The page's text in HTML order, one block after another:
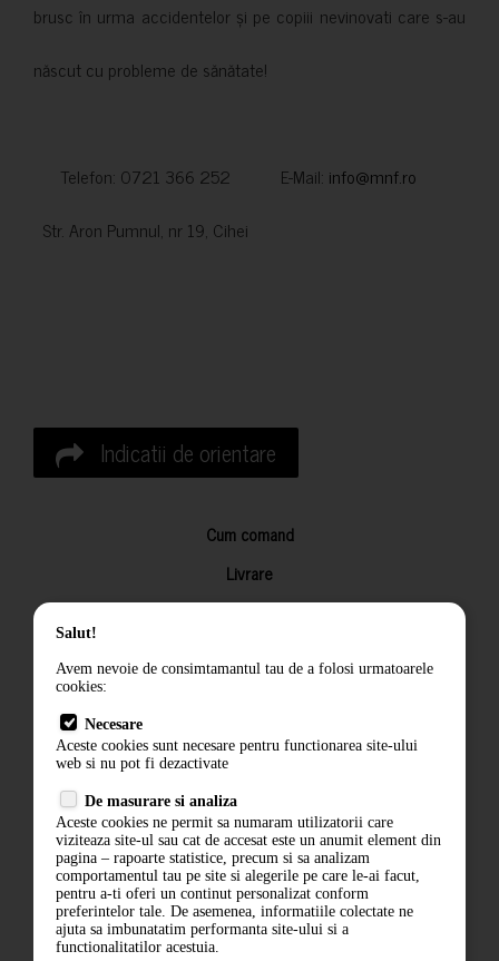
brusc în urma accidentelor și pe copiii nevinovati care s-au
născut cu probleme de sănătate!
Telefon: 0721 366 252 E-Mail: info@mnf.ro
Str. Aron Pumnul, nr 19, Cihei
Indicatii de orientare
Cum comand
Livrare
Returnarea produselor
Termeni si conditii
Politica de confidentialitate
ANPC
Salut!
Avem nevoie de consimtamantul tau de a folosi urmatoarele
cookies:
Necesare
Aceste cookies sunt necesare pentru functionarea site-ului
web si nu pot fi dezactivate
De masurare si analiza
Aceste cookies ne permit sa numaram utilizatorii care
viziteaza site-ul sau cat de accesat este un anumit element din
pagina – rapoarte statistice, precum si sa analizam
comportamentul tau pe site si alegerile pe care le-ai facut,
pentru a-ti oferi un continut personalizat conform
preferintelor tale. De asemenea, informatiile colectate ne
ajuta sa imbunatatim performanta site-ului si a
functionalitatilor acestuia.